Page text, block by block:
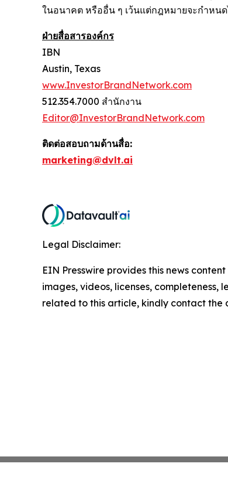
ในอนาคต หรืออื่น ๆ เว้นแต่กฎหมายจะกำหน
ฝ่ายสื่อสารองค์กร
IBN
Austin, Texas
www.InvestorBrandNetwork.com
512.354.7000 สำนักงาน
Editor@InvestorBrandNetwork.com
ติดต่อสอบถามด้านสื่อ:
marketing@dvlt.ai
Legal Disclaimer:
EIN Presswire provides this news
images, videos, licenses,
related to this article, kindly contact the